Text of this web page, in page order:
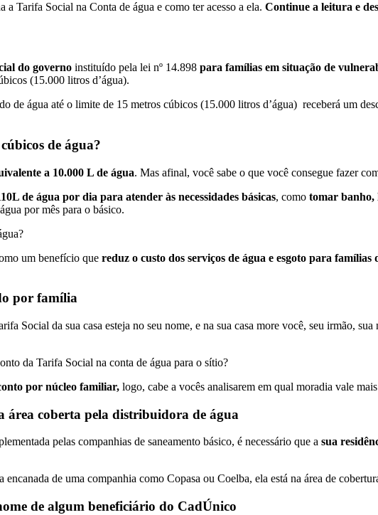
a Tarifa Social na Conta de água e como ter acesso a ela. Continue a leitura e
do governo instituído pela lei nº 14.898 para famílias em situação de
(15.000 litros d’água).
de água até o limite de 15 metros cúbicos (15.000 litros d’água) receberá um
de água?
a 10.000 L de água. Mas afinal, você sabe o que você consegue fazer
de água por dia para atender às necessidades básicas, como tomar banho,
por mês para o básico.
um benefício que reduz o custo dos serviços de água e esgoto para famílias
por família
Social da sua casa esteja no seu nome, e na sua casa more você, seu irmão,
da Tarifa Social na conta de água para o sítio?
por núcleo familiar, logo, cabe a vocês analisarem em qual moradia vale
área coberta pela distribuidora de água
pelas companhias de saneamento básico, é necessário que a sua
de uma companhia como Copasa ou Coelba, ela está na área de
de algum beneficiário do CadÚnico